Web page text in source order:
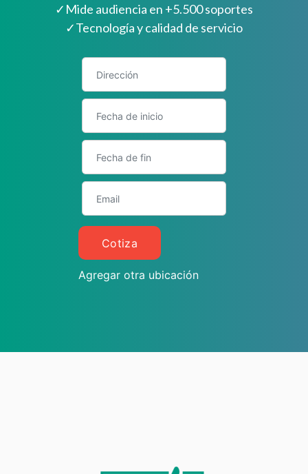
✓ Mide audiencia en +5.500 soportes
✓Tecnología y calidad de servicio
Cotiza
Agregar otra ubicación